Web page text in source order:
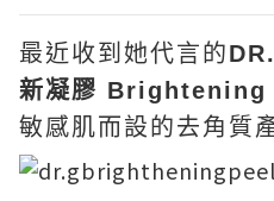
最近收到她代言的
新凝膠
敏感肌而設的去角質